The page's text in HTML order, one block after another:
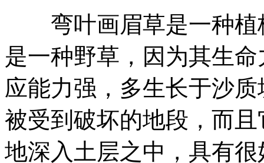
弯叶画眉草是一种植
是一种野草，因为其生
应能力强，多生长于沙
被受到破坏的地段，而
地深入土层之中，具有